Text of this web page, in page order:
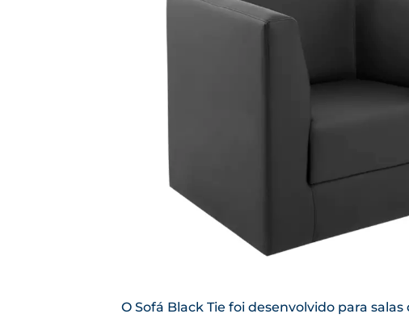
O Sofá Black Tie foi desenvolvido para